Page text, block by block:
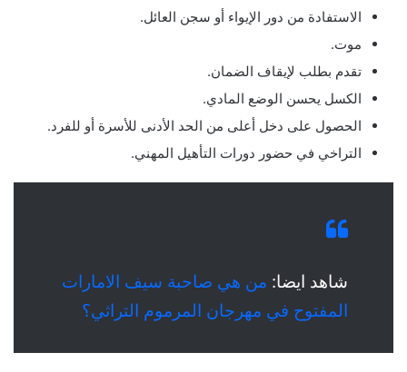
الاستفادة من دور الإيواء أو سجن العائل.
موت.
تقدم بطلب لإيقاف الضمان.
الكسل يحسن الوضع المادي.
الحصول على دخل أعلى من الحد الأدنى للأسرة أو للفرد.
التراخي في حضور دورات التأهيل المهني.
شاهد ايضا: من هي صاحبة سيف الامارات
المفتوح في مهرجان المرموم التراثي؟